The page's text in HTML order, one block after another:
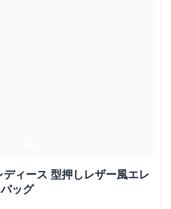
ィース 型押しレザー風エレ
ッグ